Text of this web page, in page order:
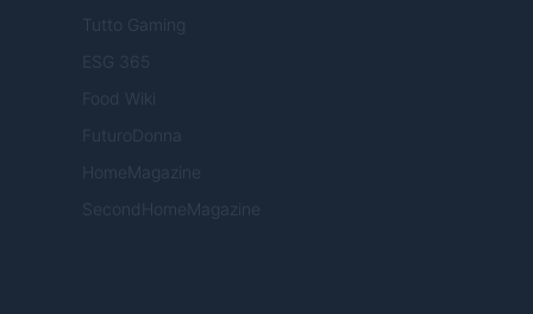
Tutto Gaming
ESG 365
Food Wiki
FuturoDonna
HomeMagazine
SecondHomeMagazine